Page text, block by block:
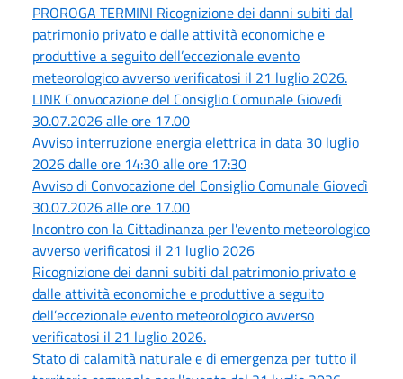
PROROGA TERMINI Ricognizione dei danni subiti dal
patrimonio privato e dalle attività economiche e
produttive a seguito dell’eccezionale evento
meteorologico avverso verificatosi il 21 luglio 2026.
LINK Convocazione del Consiglio Comunale Giovedì
30.07.2026 alle ore 17.00
Avviso interruzione energia elettrica in data 30 luglio
2026 dalle ore 14:30 alle ore 17:30
Avviso di Convocazione del Consiglio Comunale Giovedì
30.07.2026 alle ore 17.00
Incontro con la Cittadinanza per l'evento meteorologico
avverso verificatosi il 21 luglio 2026
Ricognizione dei danni subiti dal patrimonio privato e
dalle attività economiche e produttive a seguito
dell’eccezionale evento meteorologico avverso
verificatosi il 21 luglio 2026.
Stato di calamità naturale e di emergenza per tutto il